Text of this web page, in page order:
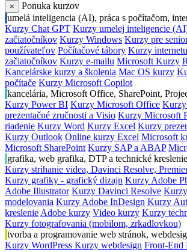
×
Ponuka kurzov
umelá inteligencia (AI), práca s počítačom,
Kurzy Chat GPT Kurzy umelej inteligencie
začiatočníkov Kurzy Windows Kurzy pre
používateľov Počítačové tábory Kurzy
začiatočníkov Kurzy e-mailu Microsoft Kurzy
Kancelárske kurzy a školenia Mac OS kurzy
počítače Kurzy Microsoft Copilot
kancelária, Microsoft Office, SharePoint,
Kurzy Power BI Kurzy Microsoft Office Kurzy
prezentačné zručnosti a Visio Kurzy Microsoft
riadenie Kurzy Word Kurzy Excel Kurzy
Kurzy Outlook Online kurzy Excel Microsoft
Microsoft SharePoint Kurzy SAP a ABAP
grafika, web grafika, DTP a technické kreslenie
Kurzy strihanie videa, Davinci Resolve,
Kurzy grafiky - grafický dizajn Kurzy Adobe
Adobe Illustrator Kurzy Davinci Resolve
modelovania Kurzy Adobe InDesign Kurzy
kreslenie Adobe kurzy Video kurzy Kurzy
Kurzy fotografovania (mobilom, zrkadlovkou)
tvorba a programovanie web stránok,
Kurzy WordPress Kurzy webdesign Front-End